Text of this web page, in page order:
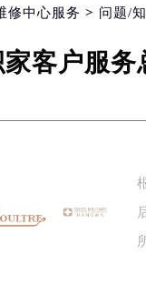
和平区赤峰道136号
黄浦区南京东路299
盐都区世纪大道5号
海陵区永定东路399
江北区大闸南路
修中心服务 > 问题/
客户服务